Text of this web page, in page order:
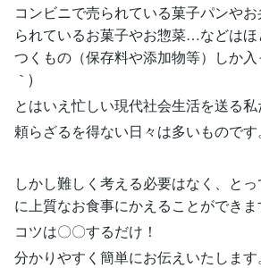
コンビニで売られている菓子パンや
られているお菓子やお惣菜…などは
つくもの（保存料や添加物等）しか
｀)
とはいえ忙しい現代社会生活を送る私
頼らざるを得ない日々は多いものです。
しかし難しく考える必要はなく、と
に上質なお食事にかえることができま
コツは〇〇するだけ！
分かりやすく簡単にお伝えいたします。